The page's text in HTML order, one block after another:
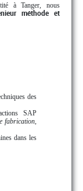
à Tanger, nous
méthode et
des
SAP
fabrication,
dans les